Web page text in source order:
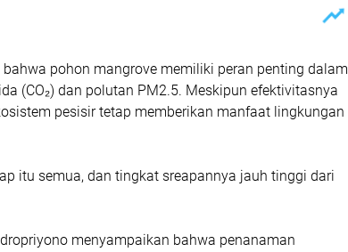
pohon mangrove memiliki peran penting dalam
(CO₂) dan polutan PM2.5. Meskipun efektivitasnya
pesisir tetap memberikan manfaat lingkungan
itu semua, dan tingkat sreapannya jauh tinggi dari
menyampaikan bahwa penanaman